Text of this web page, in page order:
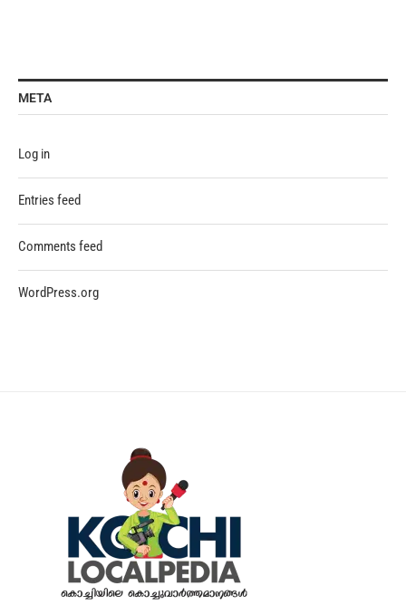
META
Log in
Entries feed
Comments feed
WordPress.org